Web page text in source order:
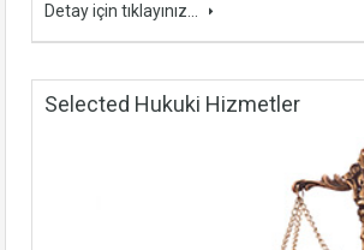
Detay için tıklayınız...
Selected Hukuki Hizmetler